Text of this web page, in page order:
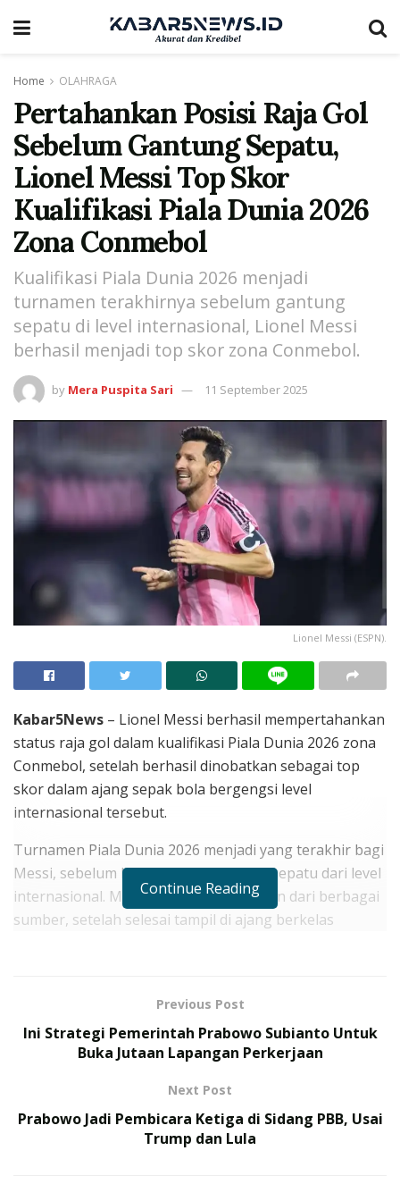
Home OLAHRAGA
Pertahankan Posisi Raja Gol
Sebelum Gantung Sepatu,
Lionel Messi Top Skor
Kualifikasi Piala Dunia 2026
Zona Conmebol
Kualifikasi Piala Dunia 2026 menjadi
turnamen terakhirnya sebelum gantung
sepatu di level internasional, Lionel Messi
berhasil menjadi top skor zona Conmebol.
by Mera Puspita Sari 11 September 2025
Lionel Messi (ESPN).
Kabar5News – Lionel Messi berhasil mempertahankan
status raja gol dalam kualifikasi Piala Dunia 2026 zona
Conmebol, setelah berhasil dinobatkan sebagai top
skor dalam ajang sepak bola bergengsi level
internasional tersebut.
Turnamen Piala Dunia 2026 menjadi yang terakhir bagi
Messi, sebelum benar-benar gantung sepatu dari level
internasional. Menurut hasil rangkuman dari berbagai
sumber, setelah selesai tampil di ajang berkelas
Jelang Laga Persahabatan Chelsea vs AC Milan di
Bawa Pulang 15 Medali, MMA Indonesia Siap
Menyambut Debut Bersejarah di Asian Games 2026
Continue Reading
Previous Post
Ini Strategi Pemerintah Prabowo Subianto Untuk
Buka Jutaan Lapangan Perkerjaan
Next Post
Prabowo Jadi Pembicara Ketiga di Sidang PBB, Usai
Trump dan Lula